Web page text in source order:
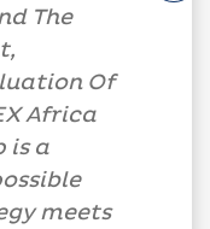
The
Of
Africa
is a
meets